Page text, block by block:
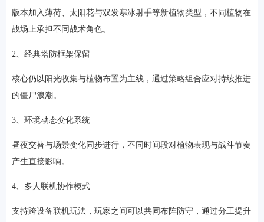
版本加入薄荷、太阳花与双发寒冰射手等新植物类型，不同植物在
战场上承担不同战术角色。
2、经典塔防框架保留
核心仍以阳光收集与植物布置为主线，通过策略组合应对持续推进
的僵尸浪潮。
3、环境动态变化系统
昼夜交替与场景变化同步进行，不同时间段对植物表现与战斗节奏
产生直接影响。
4、多人联机协作模式
支持跨设备联机玩法，玩家之间可以共同布阵防守，通过分工提升